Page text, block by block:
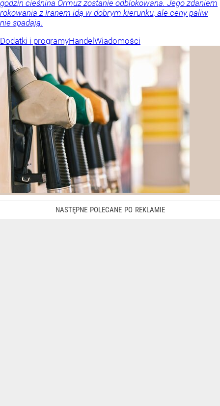
godzin cieśnina Ormuz zostanie odblokowana. Jego zdaniem
rokowania z Iranem idą w dobrym kierunku, ale ceny paliw
nie spadają.
Dodatki i programyHandelWiadomości